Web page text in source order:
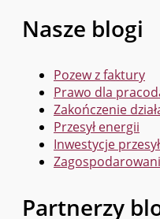
Nasze blogi
Pozew z faktury
Prawo dla
Zakończenie
Przesył energii
Inwestycje
Partnerzy